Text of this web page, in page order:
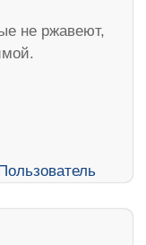
не ржавеют,